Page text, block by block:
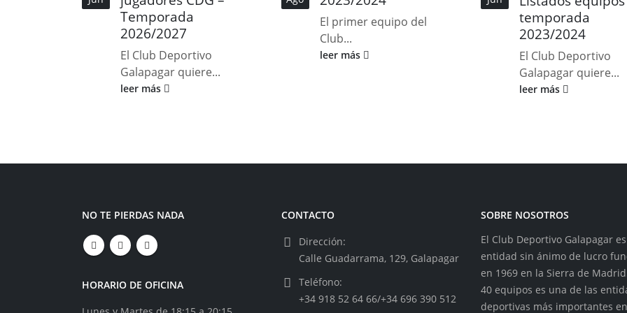
Temporada
2026/2027
El Club Deportivo
Galapagar quiere...
leer más
El primer equipo del
Club...
leer más
temporada
2023/2024
El Club Deportivo
Galapagar quiere...
leer más
NO TE PIERDAS NADA
HORARIO DE OFICINA
CONTACTO
Dirección:
Calle Guadarrama, 129, Galapagar
Teléfono:
+34 918 52 64 66/+34 696 390 512
SOBRE NOSOTROS
El Club Deportivo Galapagar
entidad sin ánimo de lucro
en 1969 en la Sierra de
40 equipos es una de las
deportivas más importantes en